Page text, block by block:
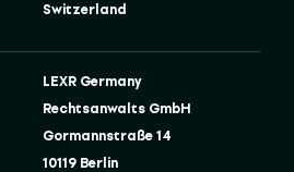
Switzerland
LEXR Germany
Rechtsanwalts GmbH
Gormannstraße 14
10119 Berlin